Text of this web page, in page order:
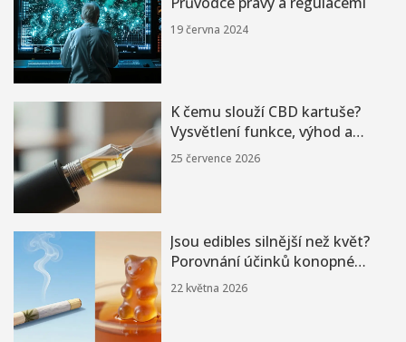
19 června 2024
K čemu slouží CBD kartuše?
Vysvětlení funkce, výhod a
správného použití
25 července 2026
Jsou edibles silnější než květ?
Porovnání účinků konopné
žvýkačky a kouření
22 května 2026